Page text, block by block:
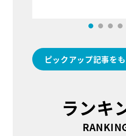
ピックアップ記事を
ランキ